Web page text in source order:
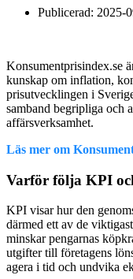
Publicerad: 2025-
Konsumentprisindex.se
kunskap om inflation,
prisutvecklingen i
samband begripliga och
affärsverksamhet.
Läs mer om
Varför följa KPI
KPI visar hur den
därmed ett av de
minskar pengarnas
utgifter till företagens
agera i tid och undvika